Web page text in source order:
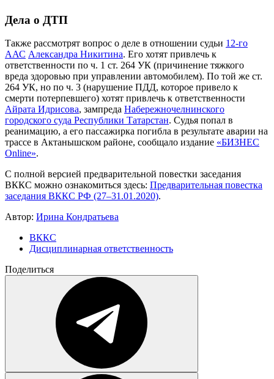
Дела о ДТП
Также рассмотрят вопрос о деле в отношении судьи 12-го
ААС Александра Никитина. Его хотят привлечь к
ответственности по ч. 1 ст. 264 УК (причинение тяжкого
вреда здоровью при управлении автомобилем). По той же ст.
264 УК, но по ч. 3 (нарушение ПДД, которое привело к
смерти потерпевшего) хотят привлечь к ответственности
Айрата Идрисова, зампреда Набережночелнинского
городского суда Республики Татарстан. Судья попал в
реанимацию, а его пассажирка погибла в результате аварии на
трассе в Актанышском районе, сообщало издание «БИЗНЕС
Online».
С полной версией предварительной повестки заседания
ВККС можно ознакомиться здесь: Предварительная повестка
заседания ВККС РФ (27–31.01.2020).
Автор: Ирина Кондратьева
ВККС
Дисциплинарная ответственность
Поделиться